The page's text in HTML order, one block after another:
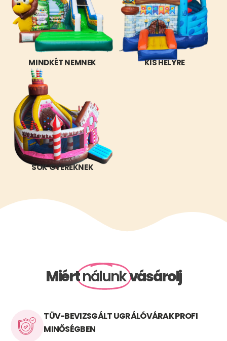
MINDKÉT NEMNEK KIS HELYRE
SOK GYEREKNEK
Miértnálunkvásárolj
TÜV-BEVIZSGÁLT UGRÁLÓVÁRAK PROFI
MINŐSÉGBEN